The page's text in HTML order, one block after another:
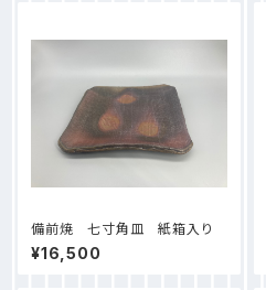
備前焼 七寸角皿 紙箱入り
¥16,500